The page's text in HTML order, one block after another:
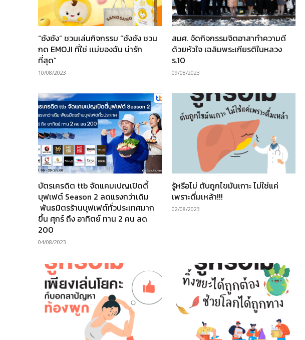
“ซังซัง” ชวนเล่นกิจกรรม “ซังซัง ชวน
กด EMOJI ที่ใช่ เเม่ของฉัน น่ารัก
ที่สุด”
10/08/2023
สมศ. จัดกิจกรรมจิตอาสาทำความดี
ด้วยหัวใจ เฉลิมพระเกียรติในหลวง
ร.10
09/08/2023
บัตรเครดิต ttb จัดแคมเปญเปิดตี้
บุฟเฟต์ Season 2 ลดแรงกว่าเดิม
พันธมิตรร้านบุฟเฟต์ทั่วประเทศมาก
ขึ้น ศุกร์ ถึง อาทิตย์ ทาน 2 คน ลด
200
04/08/2023
รู้หรือไม่ ตับถูกไขมันเกาะ ไม่ใช่แค่
เพราะดื่มเหล้า!!!
02/08/2023